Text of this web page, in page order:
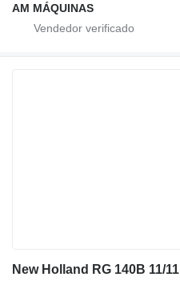
AM MÁQUINAS
New Holland RG 140B 11/11